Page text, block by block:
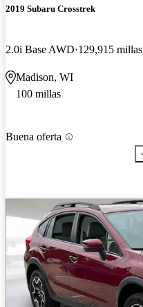
2019 Subaru Crosstrek
2.0i Base AWD 129,915 millas
Madison, WI
100 millas
Buena oferta